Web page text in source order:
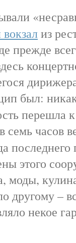
из
прежде
был:
перешла
семь часов
этого
моды,
другому –
некое